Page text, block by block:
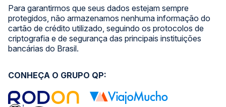
Para garantirmos que seus dados estejam sempre
protegidos, não armazenamos nenhuma informação do
cartão de crédito utilizado, seguindo os protocolos de
criptografia e de segurança das principais instituições
bancárias do Brasil.
CONHEÇA O GRUPO QP: